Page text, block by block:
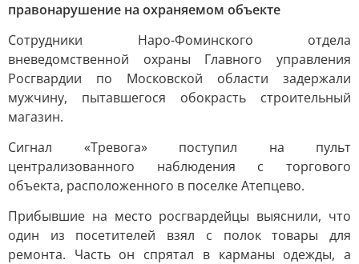
правонарушение на охраняемом объекте
Сотрудники Наро-Фоминского отдела
вневедомственной охраны Главного управления
Росгвардии по Московской области задержали
мужчину, пытавшегося обокрасть строительный
магазин.
Сигнал «Тревога» поступил на пульт
централизованного наблюдения с торгового
объекта, расположенного в поселке Атепцево.
Прибывшие на место росгвардейцы выяснили, что
один из посетителей взял с полок товары для
ремонта. Часть он спрятал в карманы одежды, а